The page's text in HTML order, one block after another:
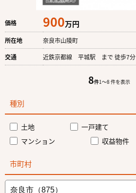
価格 900万円
所在地
奈良市山陵町
交通
近鉄京都線 平城駅 まで 徒歩7分
8件1〜8 件を表示
種別
土地
一戸建て
マンション
収益物件
市町村